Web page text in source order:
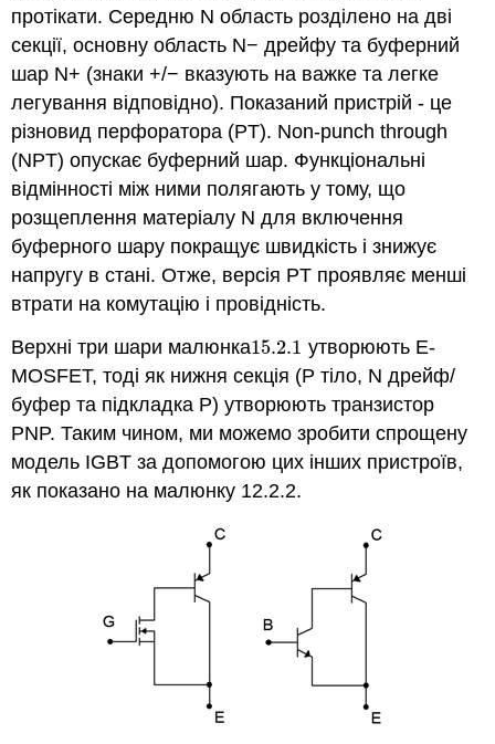
протікати. Середню N область розділено на дві
секції, основну область N− дрейфу та буферний
шар N+ (знаки +/− вказують на важке та легке
легування відповідно). Показаний пристрій - це
різновид перфоратора (PT). Non-punch through
(NPT) опускає буферний шар. Функціональні
відмінності між ними полягають у тому, що
розщеплення матеріалу N для включення
буферного шару покращує швидкість і знижує
напругу в стані. Отже, версія PT проявляє менші
втрати на комутацію і провідність.
Верхні три шари малюнка15.2.1
15.2.1 утворюють E-
MOSFET, тоді як нижня секція (P тіло, N дрейф/
буфер та підкладка P) утворюють транзистор
PNP. Таким чином, ми можемо зробити спрощену
модель IGBT за допомогою цих інших пристроїв,
як показано на малюнку 12.2.2.